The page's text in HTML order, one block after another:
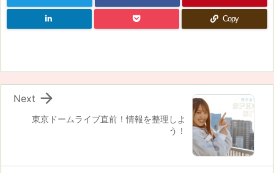
Copy
東京ドームライブ直前！情報を整理しよ
う！

Next